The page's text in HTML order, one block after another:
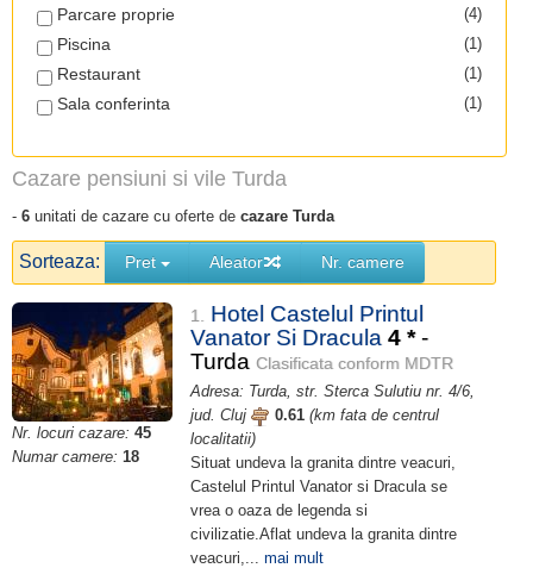
(4)
Parcare proprie
(1)
Piscina
(1)
Restaurant
(1)
Sala conferinta
Cazare pensiuni si vile Turda
- 6 unitati de cazare cu oferte de cazare Turda
Sorteaza: Pret Aleator Nr. camere
Nr. locuri cazare: 45
Numar camere: 18
1.
Hotel Castelul Printul
Vanator Si Dracula 4 * -
Turda Clasificata conform MDTR
Adresa: Turda, str. Sterca Sulutiu nr. 4/6,
jud. Cluj
0.61 (km fata de centrul
localitatii)
Situat undeva la granita dintre veacuri,
Castelul Printul Vanator si Dracula se
vrea o oaza de legenda si
civilizatie.Aflat undeva la granita dintre
veacuri,... mai mult